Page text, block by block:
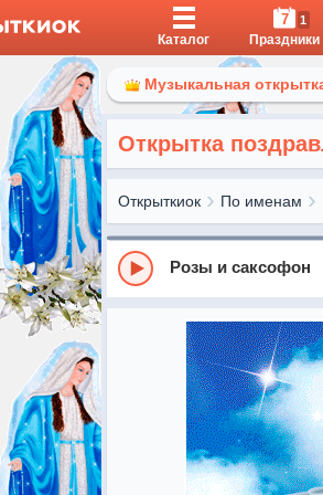
Каталог
7 1
Праздники
Музыкальная
Открытка
Открыткиок По именам
Розы и саксофон